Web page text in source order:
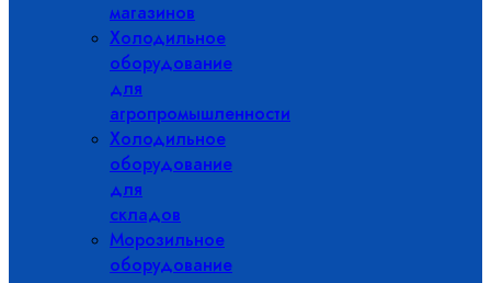
магазинов
Холодильное
оборудование
для
агропромышленности
Холодильное
оборудование
для
складов
Морозильное
оборудование